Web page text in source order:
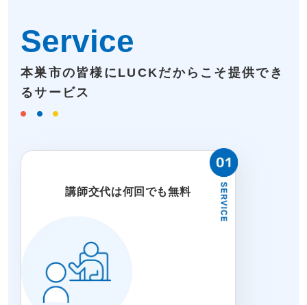
Service
本巣市の皆様にLUCKだからこそ提供でき
るサービス
講師交代は何回でも無料